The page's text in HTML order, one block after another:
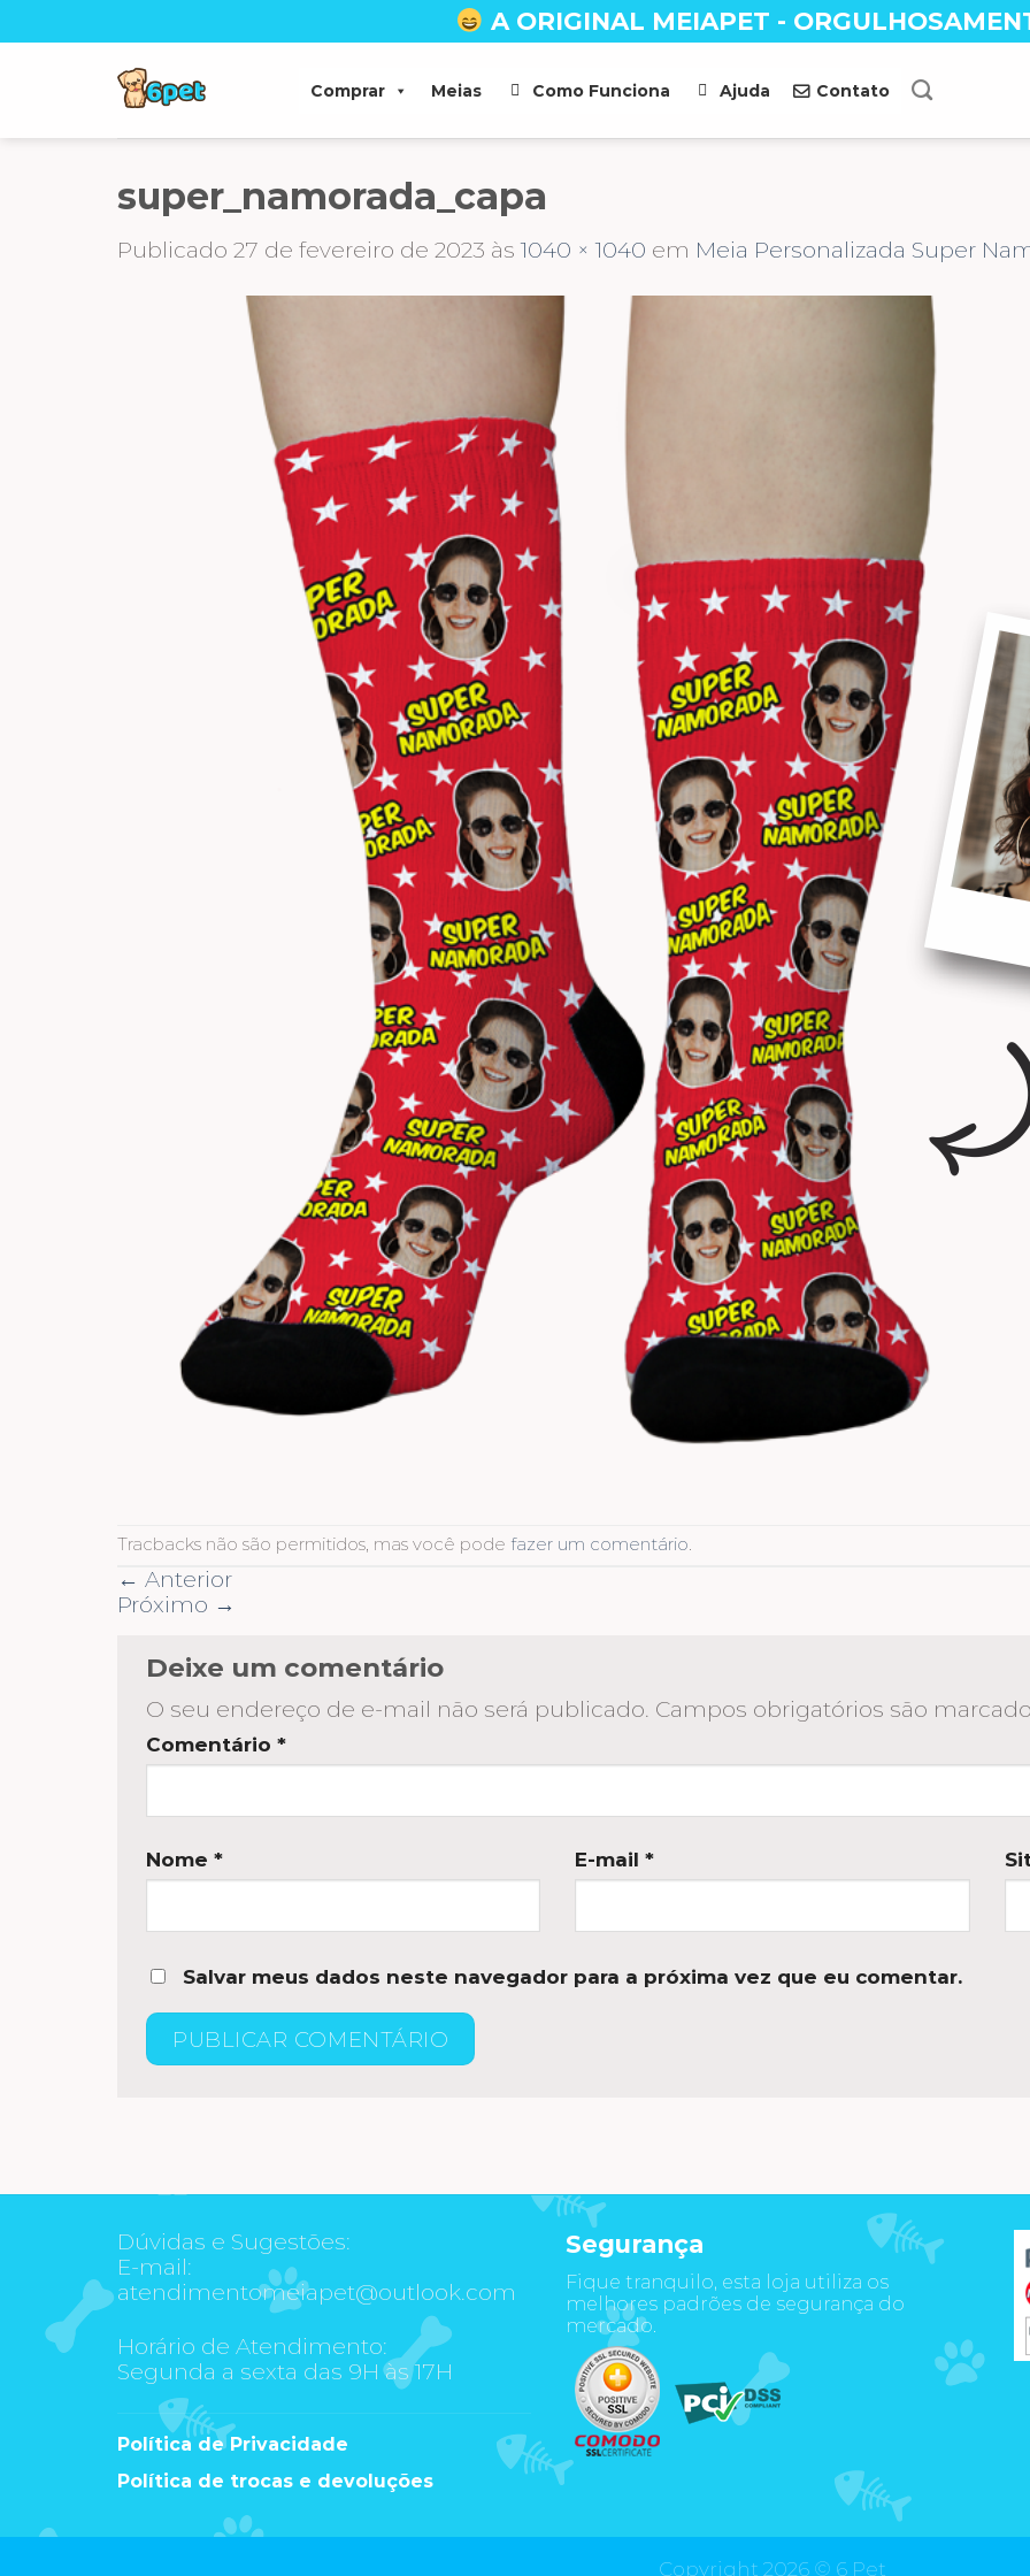
to
A ORIGINAL MEIAPET -
Comprar Meias Como Funciona Ajuda Contato
super_namorada_capa
Publicado 27 de fevereiro de 2023 às1040 × 1040 em Meia Personalizada Super
Tracbacks não são permitidos, mas você pode fazer um comentário.
← Anterior
Próximo →
Deixe um comentário
O seu endereço de e-mail não será publicado. Campos obrigatórios são
Comentário *
Nome * E-mail*
Salvar meus dados neste navegador para a próxima vez que eu comentar.
Dúvidas e Sugestões:
E-mail:
atendimentomeiapet@outlook.com
Horário de Atendimento:
Segunda a sexta das 9H às 17H
Política de Privacidade
Política de trocas e devoluções
Segurança
Fique tranquilo, esta loja utiliza os
melhores padrões de segurança do
mercado.
Copyright 2026 © 6 Pet